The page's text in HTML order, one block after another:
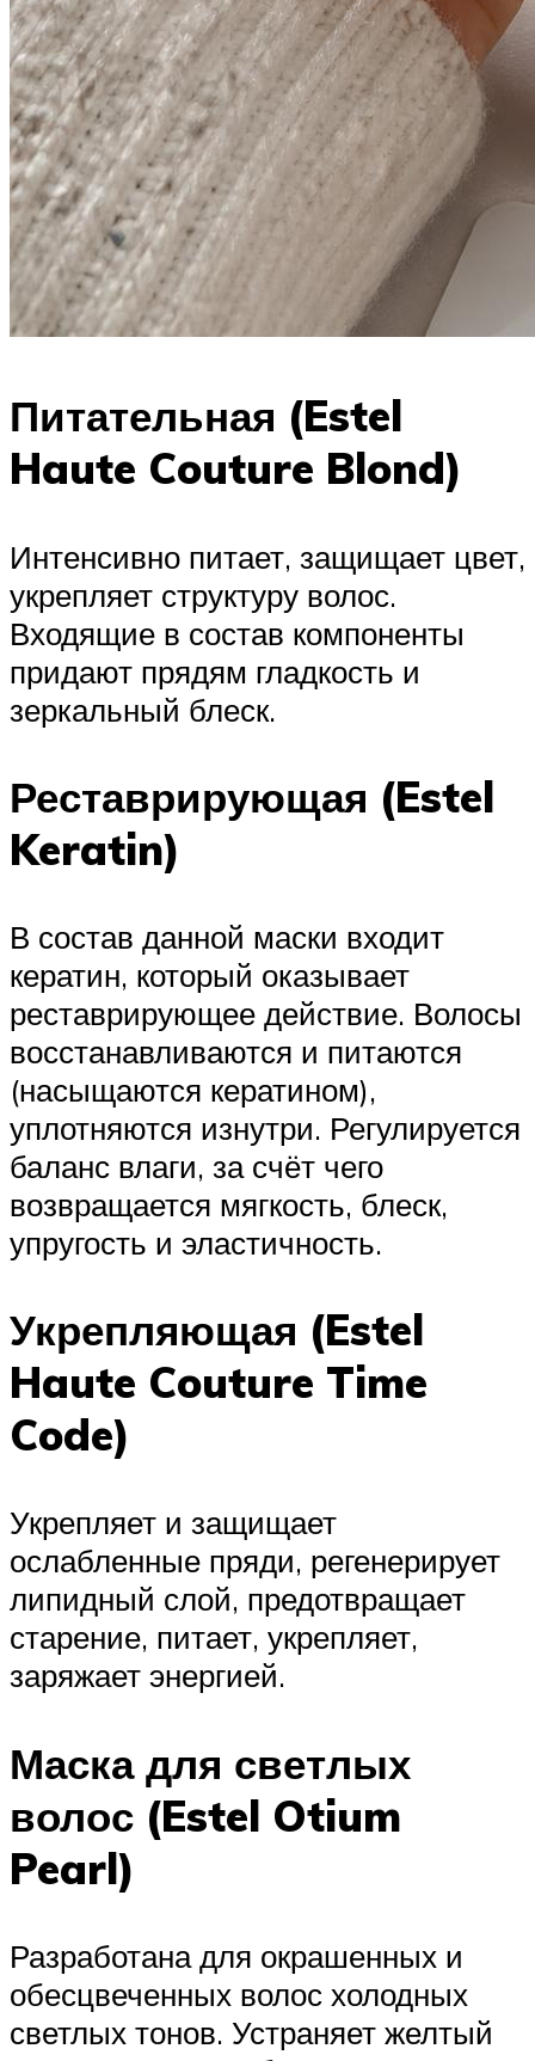
Питательная (Estel
Haute Couture Blond)
Интенсивно питает, защищает цвет,
укрепляет структуру волос.
Входящие в состав компоненты
придают прядям гладкость и
зеркальный блеск.
Реставрирующая (Estel
Keratin)
В состав данной маски входит
кератин, который оказывает
реставрирующее действие. Волосы
восстанавливаются и питаются
(насыщаются кератином),
уплотняются изнутри. Регулируется
баланс влаги, за счёт чего
возвращается мягкость, блеск,
упругость и эластичность.
Укрепляющая (Estel
Haute Couture Time
Code)
Укрепляет и защищает
ослабленные пряди, регенерирует
липидный слой, предотвращает
старение, питает, укрепляет,
заряжает энергией.
Маска для светлых
волос (Estel Otium
Pearl)
Разработана для окрашенных и
обесцвеченных волос холодных
светлых тонов. Устраняет желтый